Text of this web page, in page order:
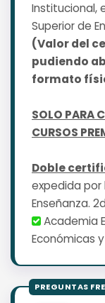
Institucional,
Superior de
(Valor del
pudiendo
formato
SOLO PARA
CURSOS
Doble
expedida por
Enseñanza.
Academia
Económicas